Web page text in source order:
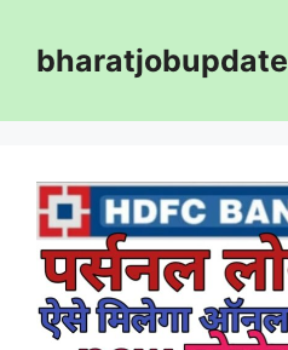
contentbharatjobupdate